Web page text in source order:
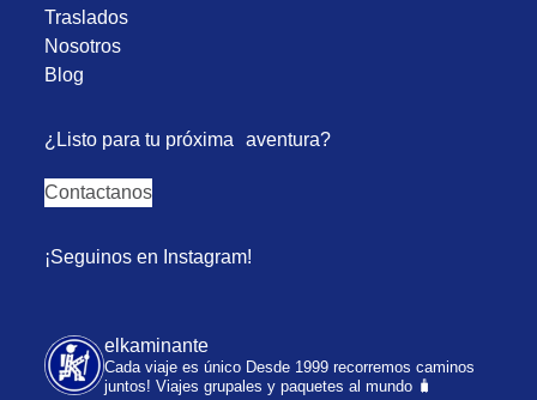
Traslados
Nosotros
Blog
¿Listo para tu próxima aventura?
Contactanos
¡Seguinos en Instagram!
elkaminante
Cada viaje es único Desde 1999 recorremos caminos
juntos! Viajes grupales y paquetes al mundo 🧳